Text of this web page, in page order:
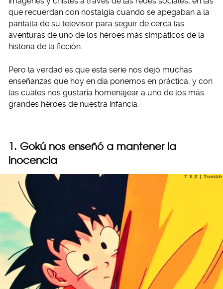
que recuerdan con nostalgia cuando se apegaban a la
pantalla de su televisor para seguir de cerca las
aventuras de uno de los héroes más simpáticos de la
historia de la ficción.
Pero la verdad es que esta serie nos dejó muchas
enseñanzas que hoy en día ponemos en práctica, y con
las cuales nos gustaría homenajear a uno de los más
grandes héroes de nuestra infancia:
1. Gokú nos enseñó a mantener la
inocencia